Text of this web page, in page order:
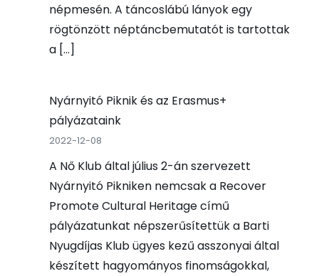
népmesén. A táncoslábú lányok egy
rögtönzött néptáncbemutatót is tartottak
a […]
Nyárnyitó Piknik és az Erasmus+
pályázataink
2022-12-08
A Nő Klub által július 2-án szervezett
Nyárnyitó Pikniken nemcsak a Recover
Promote Cultural Heritage című
pályázatunkat népszerűsítettük a Barti
Nyugdíjas Klub ügyes kezű asszonyai által
készített hagyományos finomságokkal,